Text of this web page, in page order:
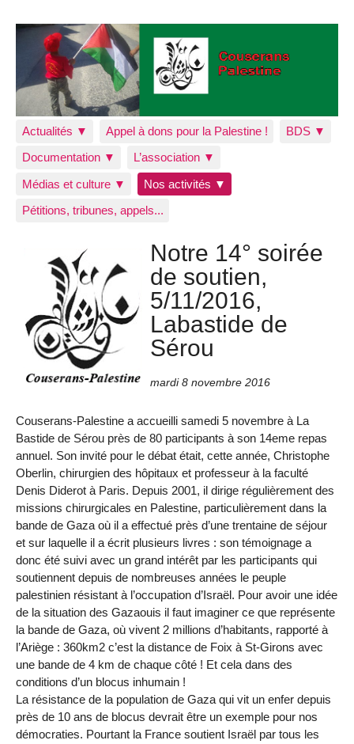
Actualités ▼ Appel à dons pour la Palestine !
BDS ▼
Documentation ▼
L’association ▼
Médias et culture ▼
Nos activités ▼
Pétitions, tribunes, appels...
Notre 14° soirée
de soutien,
5/11/2016,
Labastide de
Sérou
mardi 8 novembre 2016
Couserans-Palestine a accueilli samedi 5 novembre à La
Bastide de Sérou près de 80 participants à son 14eme repas
annuel. Son invité pour le débat était, cette année, Christophe
Oberlin, chirurgien des hôpitaux et professeur à la faculté
Denis Diderot à Paris. Depuis 2001, il dirige régulièrement des
missions chirurgicales en Palestine, particulièrement dans la
bande de Gaza où il a effectué près d’une trentaine de séjour
et sur laquelle il a écrit plusieurs livres : son témoignage a
donc été suivi avec un grand intérêt par les participants qui
soutiennent depuis de nombreuses années le peuple
palestinien résistant à l’occupation d’Israël. Pour avoir une idée
de la situation des Gazaouis il faut imaginer ce que représente
la bande de Gaza, où vivent 2 millions d’habitants, rapporté à
l’Ariège : 360km2 c’est la distance de Foix à St-Girons avec
une bande de 4 km de chaque côté ! Et cela dans des
conditions d’un blocus inhumain !
La résistance de la population de Gaza qui vit un enfer depuis
près de 10 ans de blocus devrait être un exemple pour nos
démocraties. Pourtant la France soutient Israël par tous les